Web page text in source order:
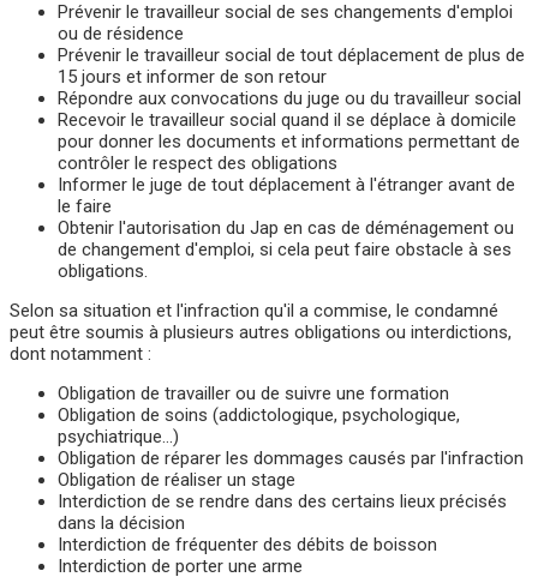
Prévenir le travailleur social de ses changements d'emploi
ou de résidence
Prévenir le travailleur social de tout déplacement de plus de
15 jours et informer de son retour
Répondre aux convocations du juge ou du travailleur social
Recevoir le travailleur social quand il se déplace à domicile
pour donner les documents et informations permettant de
contrôler le respect des obligations
Informer le juge de tout déplacement à l'étranger avant de
le faire
Obtenir l'autorisation du Jap en cas de déménagement ou
de changement d'emploi, si cela peut faire obstacle à ses
obligations.
Selon sa situation et l'infraction qu'il a commise, le condamné
peut être soumis à plusieurs autres obligations ou interdictions,
dont notamment :
Obligation de travailler ou de suivre une formation
Obligation de soins (addictologique, psychologique,
psychiatrique…)
Obligation de réparer les dommages causés par l'infraction
Obligation de réaliser un stage
Interdiction de se rendre dans des certains lieux précisés
dans la décision
Interdiction de fréquenter des débits de boisson
Interdiction de porter une arme